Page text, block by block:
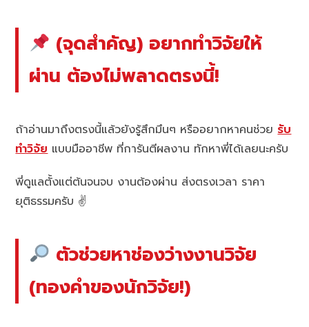
(จุดสำคัญ) อยากทำวิจัยให้
ผ่าน ต้องไม่พลาดตรงนี้!
ถ้าอ่านมาถึงตรงนี้แล้วยังรู้สึกมึนๆ หรืออยากหาคนช่วย รับ
ทำวิจัย แบบมืออาชีพ ที่การันตีผลงาน ทักหาพี่ได้เลยนะครับ
พี่ดูแลตั้งแต่ต้นจนจบ งานต้องผ่าน ส่งตรงเวลา ราคา
ยุติธรรมครับ ✌️
ตัวช่วยหาช่องว่างงานวิจัย
(ทองคำของนักวิจัย!)